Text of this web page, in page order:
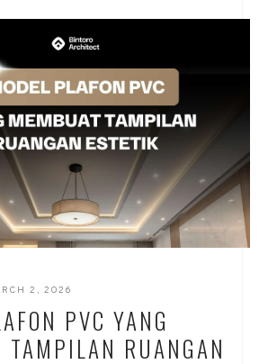
2, 2026
PVC YANG
TAMPILAN RUANGAN